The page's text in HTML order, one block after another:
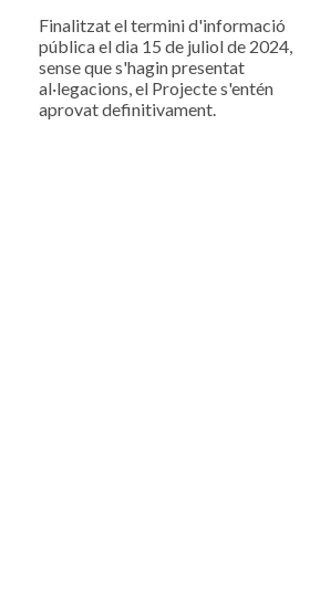
Finalitzat el termini d'informació
pública el dia 15 de juliol de 2024,
sense que s'hagin presentat
al·legacions, el Projecte s'entén
aprovat definitivament.